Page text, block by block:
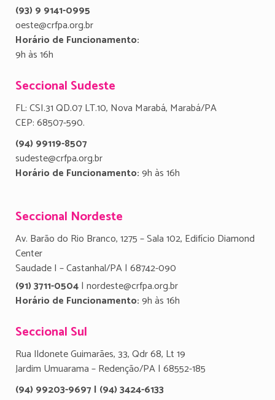
(93) 9 9141-0995
oeste@crfpa.org.br
Horário de Funcionamento:
9h às 16h
Seccional Sudeste
FL: CSI.31 QD.07 LT.10, Nova Marabá, Marabá/PA
CEP: 68507-590.
(94) 99119-8507
sudeste@crfpa.org.br
Horário de Funcionamento:9h às 16h
Seccional Nordeste
Av. Barão do Rio Branco, 1275 – Sala 102, Edifício Diamond
Center
Saudade I – Castanhal/PA | 68742-090
(91) 3711-0504| nordeste@crfpa.org.br
Horário de Funcionamento:9h às 16h
Seccional Sul
Rua Ildonete Guimarães, 33, Qdr 68, Lt 19
Jardim Umuarama – Redenção/PA | 68552-185
(94) 99203-9697 | (94) 3424-6133